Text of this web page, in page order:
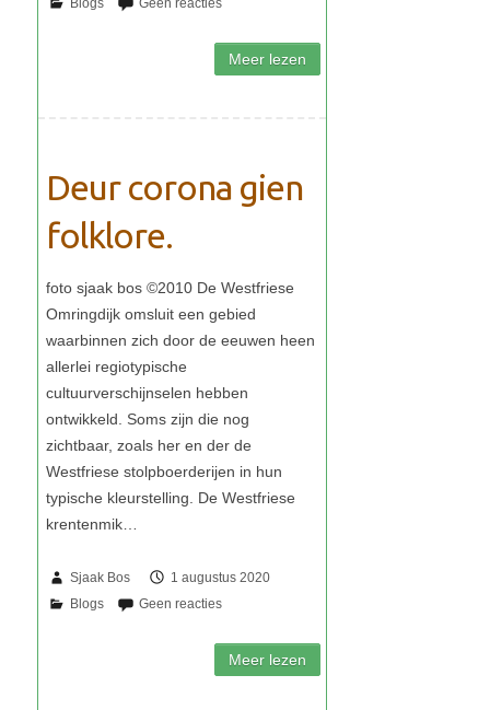
Deur corona gien
folklore.
Sjaak Bos 1 augustus 2020